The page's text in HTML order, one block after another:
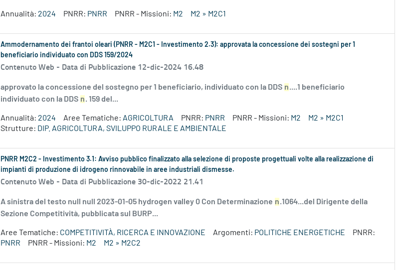
Annualità: 2024 PNRR: PNRR PNRR - Missioni: M2 M2 » M2C1
Ammodernamento dei frantoi oleari (PNRR - M2C1 - Investimento 2.3): approvata la concessione dei sostegni per 1
beneficiario individuato con DDS 159/2024
Contenuto Web - Data di Pubblicazione 12-dic-2024 16.48
approvato la concessione del sostegno per 1 beneficiario, individuato con la DDS n....1 beneficiario
individuato con la DDS n. 159 del...
Annualità: 2024 Aree Tematiche: AGRICOLTURA PNRR: PNRR PNRR - Missioni: M2
M2 » M2C1
Strutture: DIP. AGRICOLTURA, SVILUPPO RURALE E AMBIENTALE
PNRR M2C2 - Investimento 3.1: Avviso pubblico finalizzato alla selezione di proposte progettuali volte alla realizzazione di
impianti di produzione di idrogeno rinnovabile in aree industriali dismesse.
Contenuto Web - Data di Pubblicazione 30-dic-2022 21.41
A sinistra del testo null null 2023-01-05 hydrogen valley 0 Con Determinazione n.1064...del Dirigente della
Sezione Competitività, pubblicata sul BURP...
Aree Tematiche: COMPETITIVITÀ, RICERCA E INNOVAZIONE Argomenti: POLITICHE ENERGETICHE
PNRR:
PNRR
PNRR - Missioni: M2 M2 » M2C2